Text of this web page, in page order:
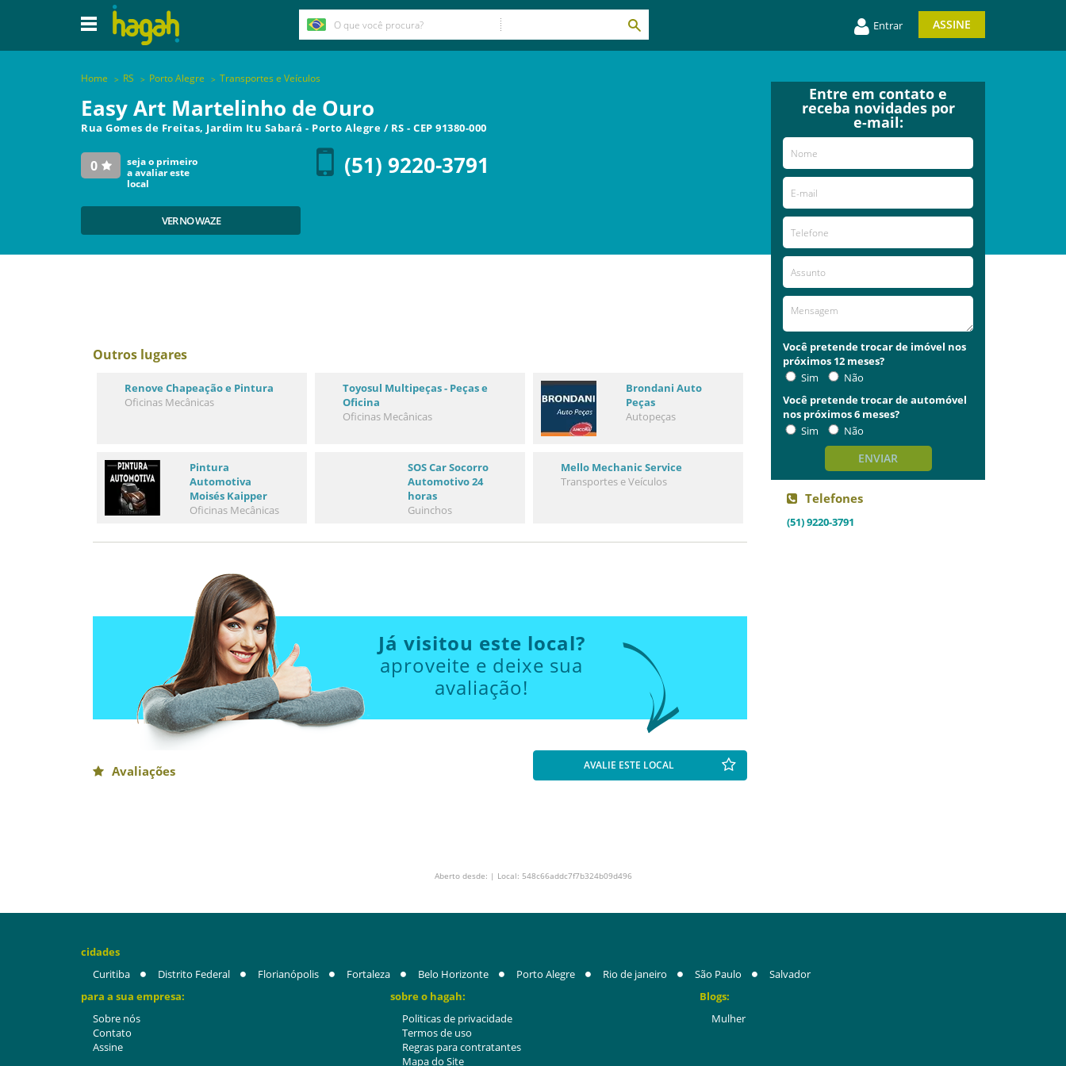
Entrar ASSINE
Home RS Porto Alegre Transportes e Veículos
Easy Art Martelinho de Ouro
Rua Gomes de Freitas, Jardim Itu Sabará - Porto Alegre / RS - CEP 91380-000
0
seja o primeiro
a avaliar este
local
(51) 9220-3791
VER NO WAZE
Outros lugares
Renove Chapeação e Pintura
Oficinas Mecânicas
Toyosul Multipeças - Peças e
Oficina
Oficinas Mecânicas
Brondani Auto
Peças
Autopeças
Pintura
Automotiva
Moisés Kaipper
Oficinas Mecânicas
SOS Car Socorro
Automotivo 24
horas
Guinchos
Mello Mechanic Service
Transportes e Veículos
Já visitou este local?
aproveite e deixe sua
avaliação!
Avaliações AVALIE ESTE LOCAL
Entre em contato e
receba novidades por
e-mail:
Você pretende trocar de imóvel nos
próximos 12 meses?
Sim
Não
Você pretende trocar de automóvel
nos próximos 6 meses?
Sim
Não
ENVIAR
Telefones
(51) 9220-3791
Aberto desde: | Local: 548c66addc7f7b324b09d496
cidades
Curitiba
Distrito Federal Florianópolis Fortaleza Belo Horizonte Porto Alegre Rio de janeiro São Paulo
Salvador
para a sua empresa:
Sobre nós
Contato
Assine
sobre o hagah:
Politicas de privacidade
Termos de uso
Regras para contratantes
Mapa do Site
Blogs:
Mulher